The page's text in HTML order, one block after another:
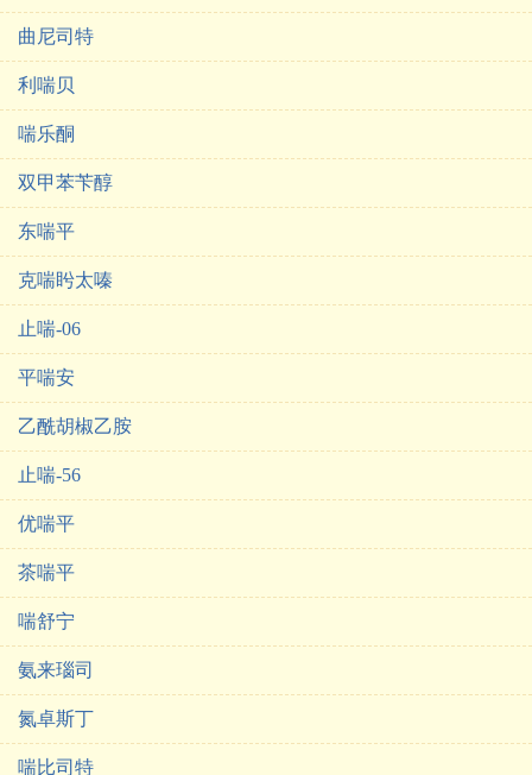
曲尼司特
利喘贝
喘乐酮
双甲苯苄醇
东喘平
克喘盻太嗪
止喘-06
平喘安
乙酰胡椒乙胺
止喘-56
优喘平
茶喘平
喘舒宁
氨来瑙司
氮卓斯丁
喘比司特